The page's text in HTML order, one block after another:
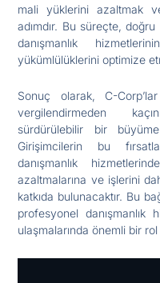
mali yüklerini azaltmak
adımdır. Bu süreçte,
danışmanlık
yükümlülüklerini optimize
Sonuç olarak, C-
vergilendirmeden
sürdürülebilir bir büyüme
Girişimcilerin bu
danışmanlık
azaltmalarına ve işlerini
katkıda bulunacaktır. Bu
profesyonel danışmanlık
ulaşmalarında önemli bir